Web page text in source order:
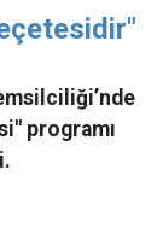
programı